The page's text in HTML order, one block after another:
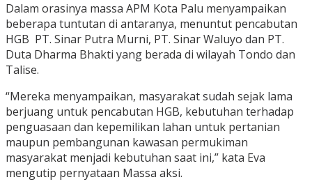
Dalam orasinya massa APM Kota Palu menyampaikan
beberapa tuntutan di antaranya, menuntut pencabutan
HGB PT. Sinar Putra Murni, PT. Sinar Waluyo dan PT.
Duta Dharma Bhakti yang berada di wilayah Tondo dan
Talise.
“Mereka menyampaikan, masyarakat sudah sejak lama
berjuang untuk pencabutan HGB, kebutuhan terhadap
penguasaan dan kepemilikan lahan untuk pertanian
maupun pembangunan kawasan permukiman
masyarakat menjadi kebutuhan saat ini,” kata Eva
mengutip pernyataan Massa aksi.